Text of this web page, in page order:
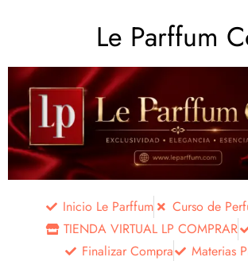
Le Parffum
Inicio Le Parffum
Curso de
TIENDA VIRTUAL LP COMPRAR
Finalizar Compra
Materias